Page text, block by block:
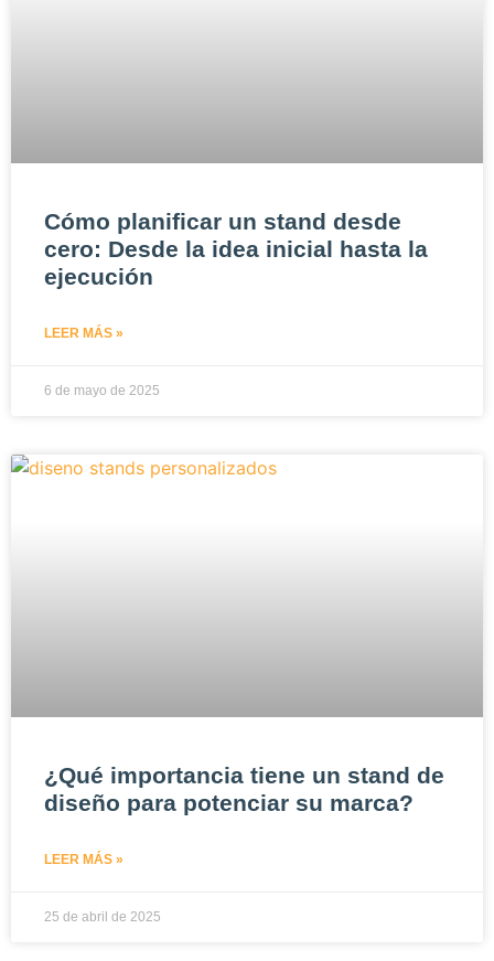
Cómo planificar un stand desde
cero: Desde la idea inicial hasta la
ejecución
LEER MÁS »
6 de mayo de 2025
¿Qué importancia tiene un stand de
diseño para potenciar su marca?
LEER MÁS »
25 de abril de 2025